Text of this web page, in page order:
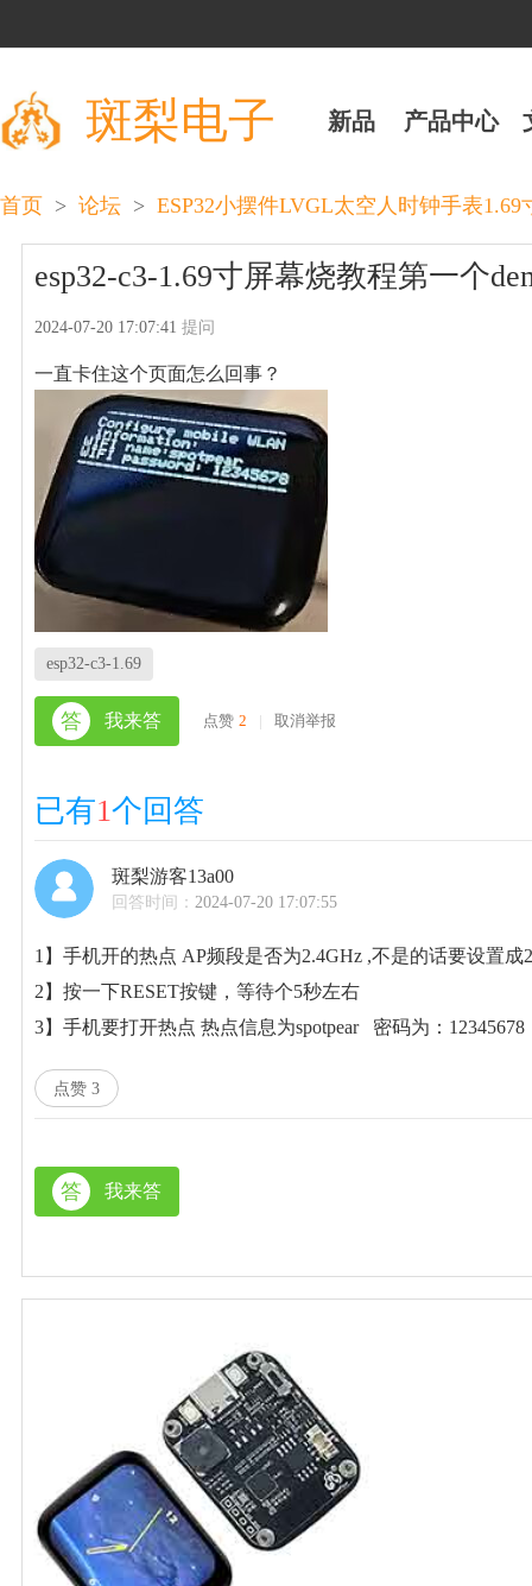
斑梨电子 新品 产品中心
首页 > 论坛 > ESP32小摆件LVGL太空人时钟手表
esp32-c3-1.69寸屏幕烧教程第一个
2024-07-20 17:07:41提问
一直卡住这个页面怎么回事？
esp32-c3-1.69
答 我来答 点赞 2 | 取消举报
已有1个回答
斑梨游客13a00
回答时间：2024-07-20 17:07:55
1】手机开的热点 AP频段是否为2.4GHz ,不是的话要设置成
2】按一下RESET按键，等待个5秒左右
3】手机要打开热点 热点信息为spotpear 密码为：12345678
点赞 3
答 我来答